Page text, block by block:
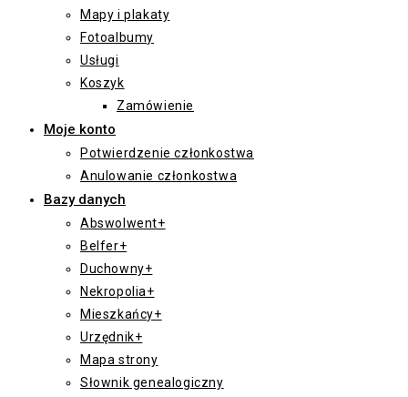
Mapy i plakaty
Fotoalbumy
Usługi
Koszyk
Zamówienie
Moje konto
Potwierdzenie członkostwa
Anulowanie członkostwa
Bazy danych
Abswolwent+
Belfer+
Duchowny+
Nekropolia+
Mieszkańcy+
Urzędnik+
Mapa strony
Słownik genealogiczny